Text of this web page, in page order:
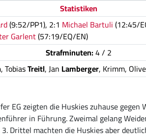
Statistiken
(9:52/PP1), 2:1 Michael Bartuli(12:45/
Garlent(57:19/EQ/EN)
Strafminuten:4 / 2
, TobiasTreitl, Jan Lamberger, Krimm,
EG zeigten die Huskies zuhause
in Führung. Zweimal gelang
Drittel machten die Huskies aber